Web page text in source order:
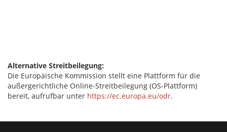
Alternative Streitbeilegung:
Die Europäische Kommission stellt eine Plattform für die
außergerichtliche Online-Streitbeilegung (OS-Plattform)
bereit, aufrufbar unter https://ec.europa.eu/odr.